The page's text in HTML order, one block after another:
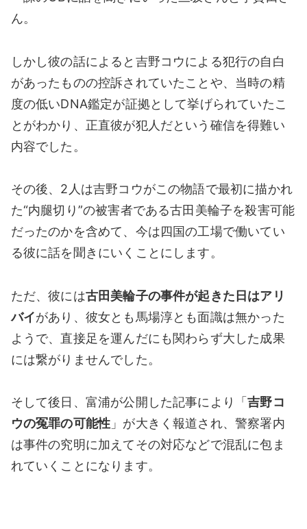
ん。
しかし彼の話によると吉野コウによる犯行の自白
があったものの控訴されていたことや、当時の精
度の低いDNA鑑定が証拠として挙げられていたこ
とがわかり、正直彼が犯人だという確信を得難い
内容でした。
その後、2人は吉野コウがこの物語で最初に描かれ
た“内腿切り”の被害者である古田美輪子を殺害可能
だったのかを含めて、今は四国の工場で働いてい
る彼に話を聞きにいくことにします。
ただ、彼には古田美輪子の事件が起きた日はアリ
バイがあり、彼女とも馬場淳とも面識は無かった
ようで、直接足を運んだにも関わらず大した成果
には繋がりませんでした。
そして後日、富浦が公開した記事により「吉野コ
ウの冤罪の可能性 」が大きく報道され、警察署内
は事件の究明に加えてその対応などで混乱に包ま
れていくことになります。